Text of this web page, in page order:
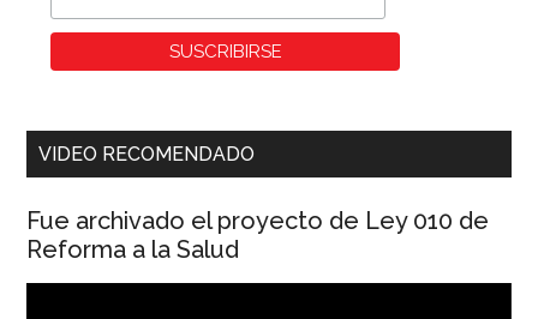
VIDEO RECOMENDADO
Fue archivado el proyecto de Ley 010 de
Reforma a la Salud